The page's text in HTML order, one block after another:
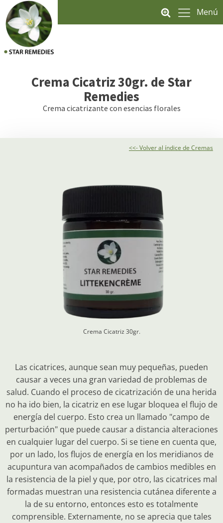
Menú
Crema Cicatriz 30gr. de Star
Remedies
Crema cicatrizante con esencias florales
<<- Volver al índice de Cremas
Crema Cicatriz 30gr.
Las cicatrices, aunque sean muy pequeñas, pueden
causar a veces una gran variedad de problemas de
salud. Cuando el proceso de cicatrización de una herida
no ha ido bien, la cicatriz en ese lugar bloquea el flujo de
energía del cuerpo. Esto crea un llamado "campo de
perturbación" que puede causar a distancia alteraciones
en cualquier lugar del cuerpo. Si se tiene en cuenta que,
por un lado, los flujos de energía en los meridianos de
acupuntura van acompañados de cambios medibles en
la resistencia de la piel y que, por otro, las cicatrices mal
formadas muestran una resistencia cutánea diferente a
la de su entorno, entonces esto es totalmente
comprensible. Externamente, no se aprecia que tales